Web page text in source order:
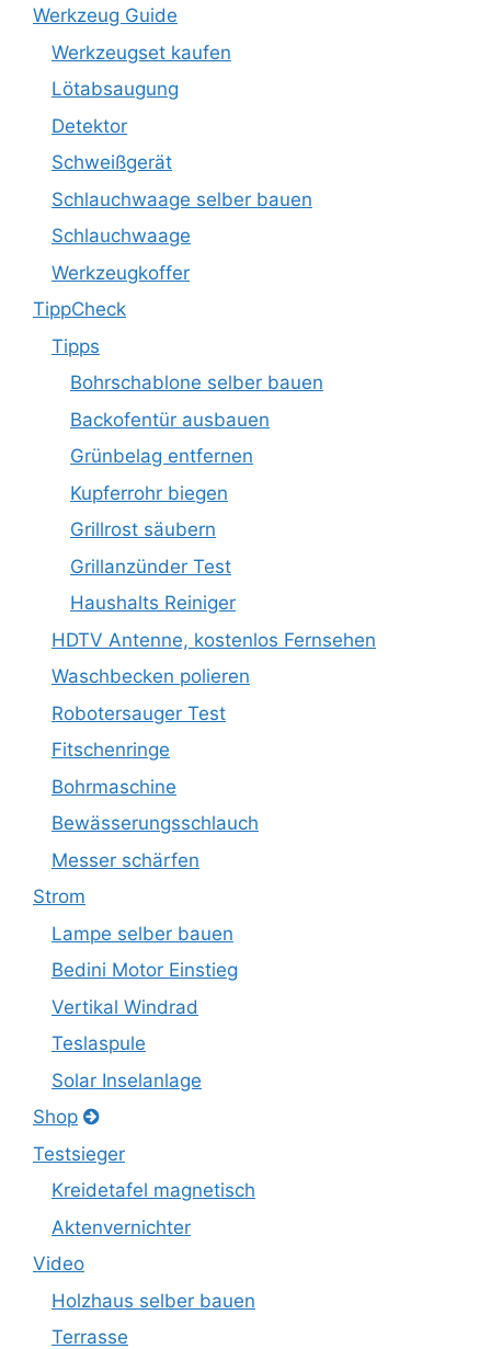
Werkzeug Guide
Werkzeugset kaufen
Lötabsaugung
Detektor
Schweißgerät
Schlauchwaage selber bauen
Schlauchwaage
Werkzeugkoffer
TippCheck
Tipps
Bohrschablone selber bauen
Backofentür ausbauen
Grünbelag entfernen
Kupferrohr biegen
Grillrost säubern
Grillanzünder Test
Haushalts Reiniger
HDTV Antenne, kostenlos Fernsehen
Waschbecken polieren
Robotersauger Test
Fitschenringe
Bohrmaschine
Bewässerungsschlauch
Messer schärfen
Strom
Lampe selber bauen
Bedini Motor Einstieg
Vertikal Windrad
Teslaspule
Solar Inselanlage
Shop
Testsieger
Kreidetafel magnetisch
Aktenvernichter
Video
Holzhaus selber bauen
Terrasse